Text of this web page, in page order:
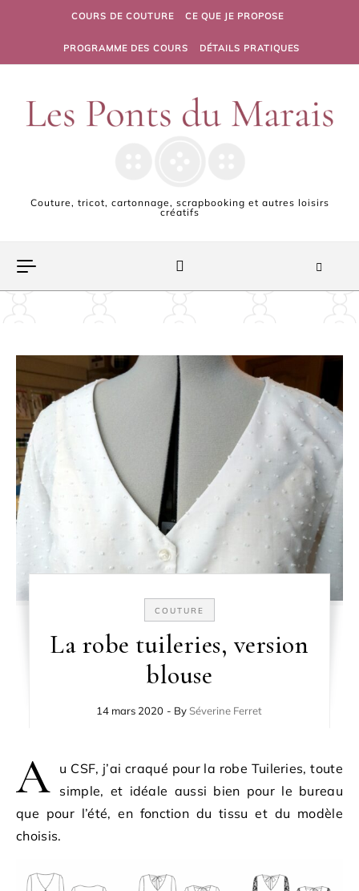
Skip to contentCOURS DE COUTURE CE QUE JE PROPOSE
PROGRAMME DES COURS DÉTAILS PRATIQUES
Couture, tricot, cartonnage, scrapbooking et autres loisirs
créatifs
COUTURE
La robe tuileries, version
blouse
14 mars 2020 - By Séverine Ferret
A
u CSF, j’ai craqué pour la robe Tuileries, toute
simple, et idéale aussi bien pour le bureau
que pour l’été, en fonction du tissu et du modèle
choisis.